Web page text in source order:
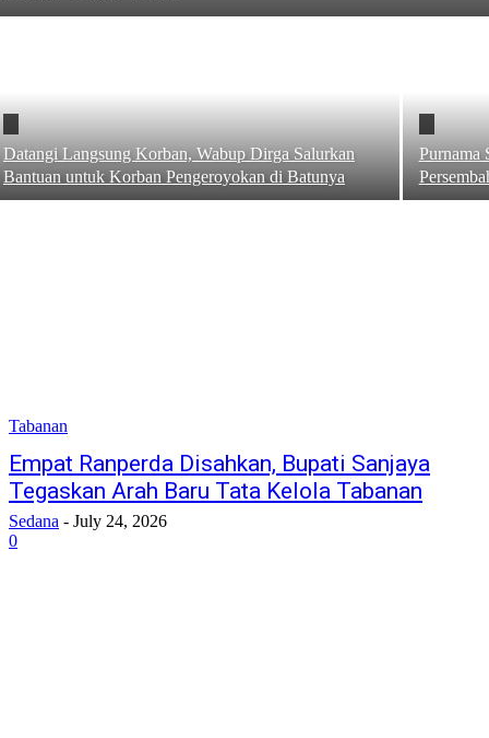
Datangi Langsung Korban, Wabup Dirga Salurkan
Bantuan untuk Korban Pengeroyokan di Batunya
Purnama
Tabanan
Empat Ranperda Disahkan, Bupati Sanjaya
Tegaskan Arah Baru Tata Kelola Tabanan
Sedana - July 24, 2026
0